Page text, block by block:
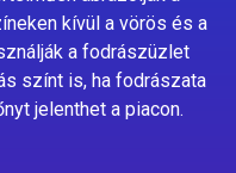
kívül a vörös és a
a fodrászüzlet
színt is, ha fodrászata
jelenthet a piacon.